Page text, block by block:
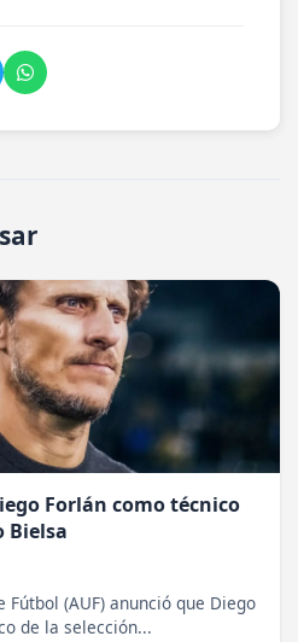
Forlán como técnico
Bielsa
Fútbol (AUF) anunció que Diego
de la selección...